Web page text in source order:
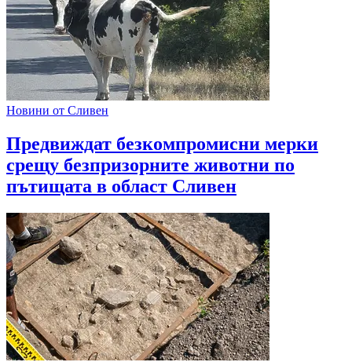
Новини от Сливен
Предвиждат безкомпромисни мерки
срещу безпризорните животни по
пътищата в област Сливен